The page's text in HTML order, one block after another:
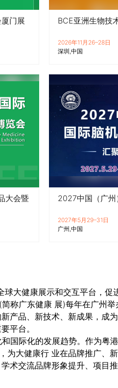
门展 BCE亚洲生物技
2026年11月26–28日
深圳 中国
大会暨
2027中国（广
2027年5月29–31日
广州 中国
球大健康展示和交互平台，
称广东健康 展)每年在广州
产品、新技术、新成果，成
平台。
国际化的发展趋势。作为粤
为大健康行 业在品牌推广、
术交流品牌形象提升、项目